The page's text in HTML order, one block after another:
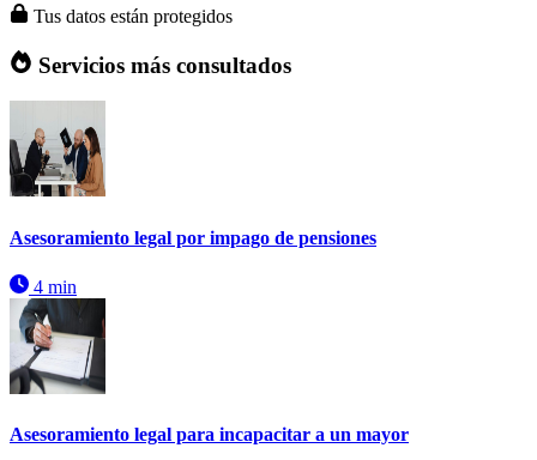
Tus datos están protegidos
Servicios más consultados
Asesoramiento legal por impago de pensiones
4 min
Asesoramiento legal para incapacitar a un mayor